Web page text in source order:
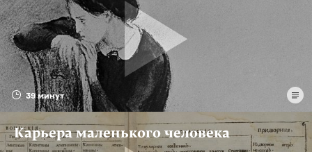
39 минут
Карьера маленького человека